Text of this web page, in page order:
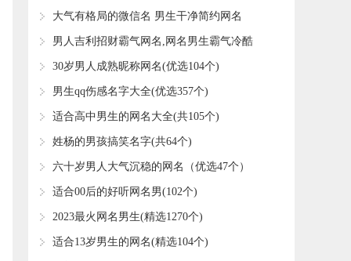
大气有格局的微信名 男生干净简约网名
男人吉利招财霸气网名,网名男生霸气冷酷
好听
​30岁男人成熟昵称网名(优选104个)
​男生qq伤感名字大全(优选357个)
​适合高中男生的网名大全(共105个)
​姓杨的男孩搞笑名字(共64个)
​六十岁男人大气沉稳的网名（优选47个）
​适合00后的好听网名男(102个)
​2023最火网名男生(精选1270个)
​适合13岁男生的网名(精选104个)